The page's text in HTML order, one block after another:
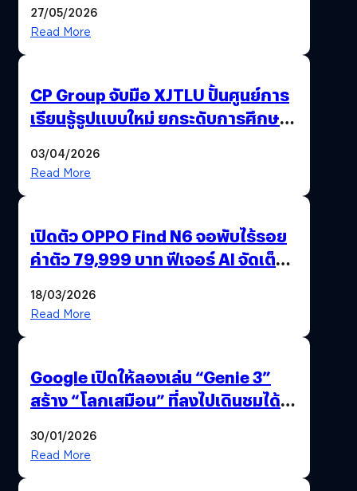
27/05/2026
Read More
CP Group จับมือ XJTLU ปั้นศูนย์การ
เรียนรู้รูปแบบใหม่ ยกระดับการศึกษา
03/04/2026
Read More
เปิดตัว OPPO Find N6 จอพับไร้รอย
ค่าตัว 79,999 บาท ฟีเจอร์ AI จัดเต็ม
18/03/2026
Read More
Google เปิดให้ลองเล่น “Genie 3”
สร้าง “โลกเสมือน” ที่ลงไปเดินชมได้
30/01/2026
Read More